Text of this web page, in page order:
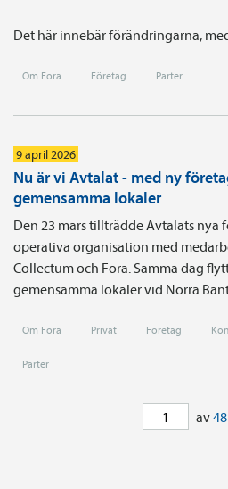
Det här innebär förändringarna,
Om Fora Företag Parter
9 april 2026
Nu är vi Avtalat - med ny
gemensamma lokaler
Den 23 mars tillträdde Avtalats nya
operativa organisation med
Collectum och Fora. Samma dag
gemensamma lokaler vid Norra
Om Fora Privat Företag
Parter
av48